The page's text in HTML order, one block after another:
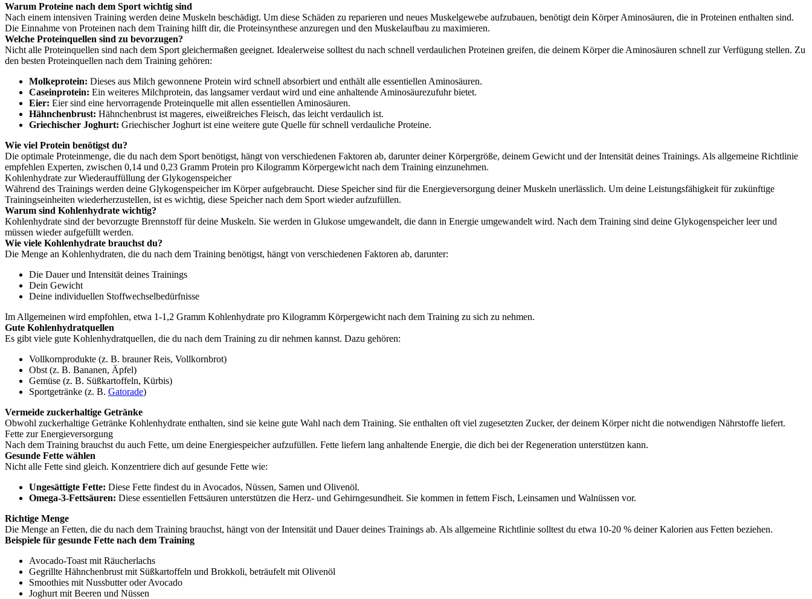
Warum Proteine nach dem Sport wichtig sind
Nach einem intensiven Training werden deine Muskeln beschädigt. Um diese Schäden zu reparieren und neues Muskelgewebe aufzubauen, benötigt dein Körper Aminosäuren, die in Proteinen enthalten sind.
Die Einnahme von Proteinen nach dem Training hilft dir, die Proteinsynthese anzuregen und den Muskelaufbau zu maximieren.
Welche Proteinquellen sind zu bevorzugen?
Nicht alle Proteinquellen sind nach dem Sport gleichermaßen geeignet. Idealerweise solltest du nach schnell verdaulichen Proteinen greifen, die deinem Körper die Aminosäuren schnell zur Verfügung stellen. Zu
den besten Proteinquellen nach dem Training gehören:
Molkeprotein: Dieses aus Milch gewonnene Protein wird schnell absorbiert und enthält alle essentiellen Aminosäuren.
Caseinprotein: Ein weiteres Milchprotein, das langsamer verdaut wird und eine anhaltende Aminosäurezufuhr bietet.
Eier: Eier sind eine hervorragende Proteinquelle mit allen essentiellen Aminosäuren.
Hähnchenbrust: Hähnchenbrust ist mageres, eiweißreiches Fleisch, das leicht verdaulich ist.
Griechischer Joghurt: Griechischer Joghurt ist eine weitere gute Quelle für schnell verdauliche Proteine.
Wie viel Protein benötigst du?
Die optimale Proteinmenge, die du nach dem Sport benötigst, hängt von verschiedenen Faktoren ab, darunter deiner Körpergröße, deinem Gewicht und der Intensität deines Trainings. Als allgemeine Richtlinie
empfehlen Experten, zwischen 0,14 und 0,23 Gramm Protein pro Kilogramm Körpergewicht nach dem Training einzunehmen.
Kohlenhydrate zur Wiederauffüllung der Glykogenspeicher
Während des Trainings werden deine Glykogenspeicher im Körper aufgebraucht. Diese Speicher sind für die Energieversorgung deiner Muskeln unerlässlich. Um deine Leistungsfähigkeit für zukünftige
Trainingseinheiten wiederherzustellen, ist es wichtig, diese Speicher nach dem Sport wieder aufzufüllen.
Warum sind Kohlenhydrate wichtig?
Kohlenhydrate sind der bevorzugte Brennstoff für deine Muskeln. Sie werden in Glukose umgewandelt, die dann in Energie umgewandelt wird. Nach dem Training sind deine Glykogenspeicher leer und
müssen wieder aufgefüllt werden.
Wie viele Kohlenhydrate brauchst du?
Die Menge an Kohlenhydraten, die du nach dem Training benötigst, hängt von verschiedenen Faktoren ab, darunter:
Die Dauer und Intensität deines Trainings
Dein Gewicht
Deine individuellen Stoffwechselbedürfnisse
Im Allgemeinen wird empfohlen, etwa 1-1,2 Gramm Kohlenhydrate pro Kilogramm Körpergewicht nach dem Training zu sich zu nehmen.
Gute Kohlenhydratquellen
Es gibt viele gute Kohlenhydratquellen, die du nach dem Training zu dir nehmen kannst. Dazu gehören:
Vollkornprodukte (z. B. brauner Reis, Vollkornbrot)
Obst (z. B. Bananen, Äpfel)
Gemüse (z. B. Süßkartoffeln, Kürbis)
Sportgetränke (z. B. Gatorade)
Vermeide zuckerhaltige Getränke
Obwohl zuckerhaltige Getränke Kohlenhydrate enthalten, sind sie keine gute Wahl nach dem Training. Sie enthalten oft viel zugesetzten Zucker, der deinem Körper nicht die notwendigen Nährstoffe liefert.
Fette zur Energieversorgung
Nach dem Training brauchst du auch Fette, um deine Energiespeicher aufzufüllen. Fette liefern lang anhaltende Energie, die dich bei der Regeneration unterstützen kann.
Gesunde Fette wählen
Nicht alle Fette sind gleich. Konzentriere dich auf gesunde Fette wie:
Ungesättigte Fette: Diese Fette findest du in Avocados, Nüssen, Samen und Olivenöl.
Omega-3-Fettsäuren: Diese essentiellen Fettsäuren unterstützen die Herz- und Gehirngesundheit. Sie kommen in fettem Fisch, Leinsamen und Walnüssen vor.
Richtige Menge
Die Menge an Fetten, die du nach dem Training brauchst, hängt von der Intensität und Dauer deines Trainings ab. Als allgemeine Richtlinie solltest du etwa 10-20 % deiner Kalorien aus Fetten beziehen.
Beispiele für gesunde Fette nach dem Training
Avocado-Toast mit Räucherlachs
Gegrillte Hähnchenbrust mit Süßkartoffeln und Brokkoli, beträufelt mit Olivenöl
Smoothies mit Nussbutter oder Avocado
Joghurt mit Beeren und Nüssen